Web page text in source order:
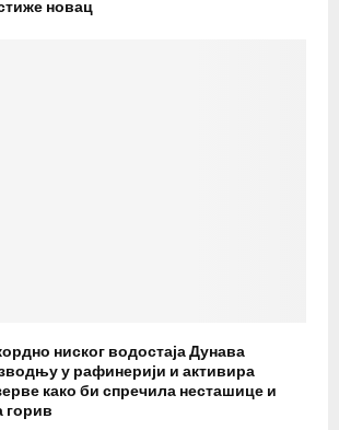
новац
ниског водостаја Дунава
у рафинерији и активира
како би спречила несташице и
горив